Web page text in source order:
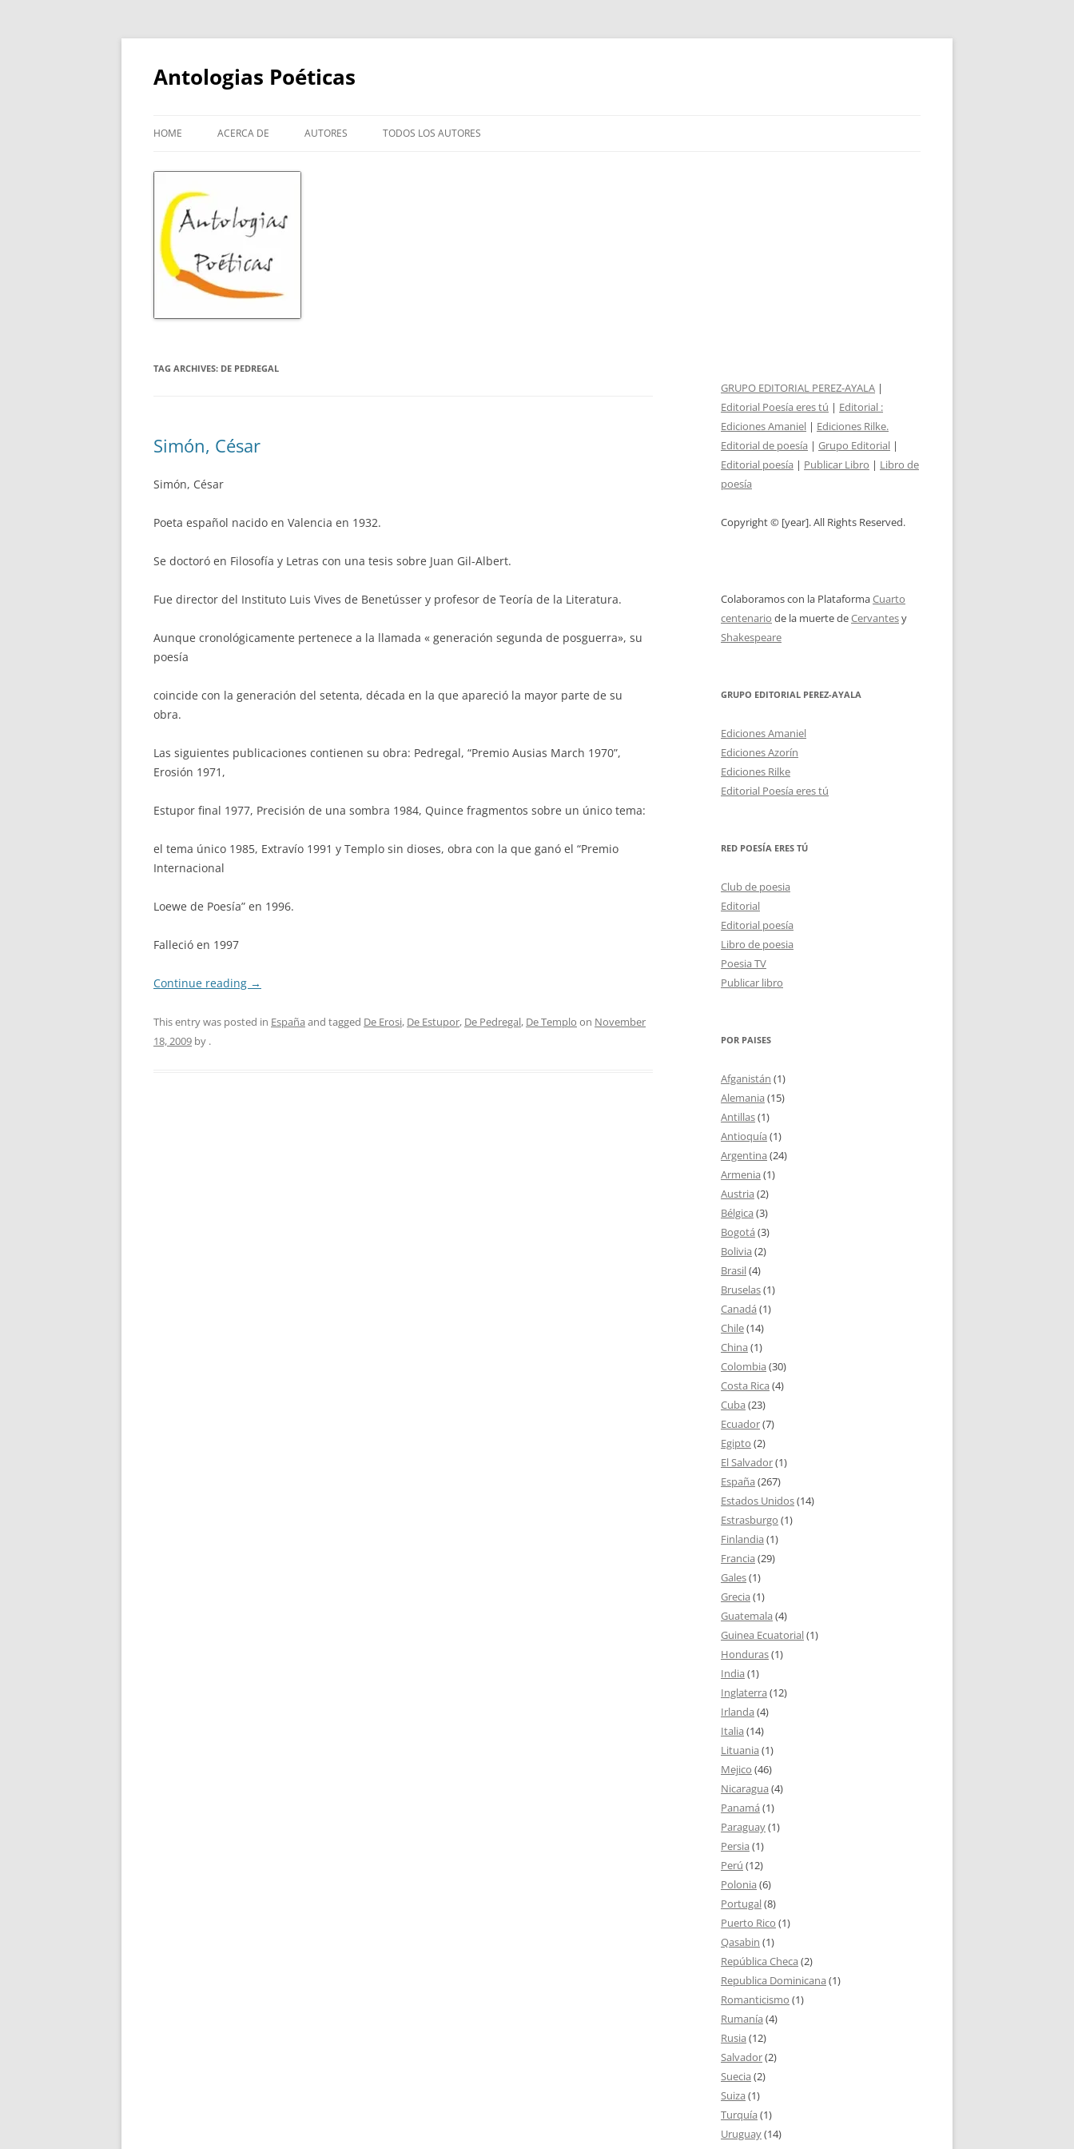
Skip
Antologias Poéticas
HOME ACERCA DE AUTORES TODOS LOS AUTORES
TAG ARCHIVES: DE PEDREGAL
Simón, César
Simón, César
Poeta español nacido en Valencia en 1932.
Se doctoró en Filosofía y Letras con una tesis sobre Juan Gil-Albert.
Fue director del Instituto Luis Vives de Benetússer y profesor de Teoría de la Literatura.
Aunque cronológicamente pertenece a la llamada « generación segunda de posguerra», su
poesía
coincide con la generación del setenta, década en la que apareció la mayor parte de su
obra.
Las siguientes publicaciones contienen su obra: Pedregal, “Premio Ausias March 1970”,
Erosión 1971,
Estupor final 1977, Precisión de una sombra 1984, Quince fragmentos sobre un único tema:
el tema único 1985, Extravío 1991 y Templo sin dioses, obra con la que ganó el “Premio
Internacional
Loewe de Poesía” en 1996.
Falleció en 1997
Continue reading →
This entry was posted in España and tagged De Erosi, De Estupor, De Pedregal, De Templo on November
18, 2009 by .
GRUPO EDITORIAL PEREZ-AYALA |
Editorial Poesía eres tú | Editorial :
Ediciones Amaniel | Ediciones Rilke.
Editorial de poesía | Grupo Editorial |
Editorial poesía | Publicar Libro | Libro de
poesía
Copyright © [year]. All Rights Reserved.
Colaboramos con la PlataformaCuarto
centenario de la muerte deCervantesy
Shakespeare
GRUPO EDITORIAL PEREZ-AYALA
Ediciones Amaniel
Ediciones Azorín
Ediciones Rilke
Editorial Poesía eres tú
RED POESÍA ERES TÚ
Club de poesia
Editorial
Editorial poesía
Libro de poesia
Poesia TV
Publicar libro
POR PAISES
Afganistán (1)
Alemania (15)
Antillas(1)
Antioquía (1)
Argentina (24)
Armenia (1)
Austria (2)
Bélgica (3)
Bogotá (3)
Bolivia (2)
Brasil(4)
Bruselas(1)
Canadá (1)
Chile(14)
China (1)
Colombia (30)
Costa Rica (4)
Cuba (23)
Ecuador(7)
Egipto (2)
El Salvador(1)
España (267)
Estados Unidos(14)
Estrasburgo (1)
Finlandia (1)
Francia (29)
Gales(1)
Grecia (1)
Guatemala (4)
Guinea Ecuatorial(1)
Honduras(1)
India (1)
Inglaterra (12)
Irlanda (4)
Italia (14)
Lituania (1)
Mejico (46)
Nicaragua (4)
Panamá (1)
Paraguay(1)
Persia (1)
Perú (12)
Polonia (6)
Portugal(8)
Puerto Rico (1)
Qasabin (1)
República Checa (2)
Republica Dominicana (1)
Romanticismo (1)
Rumanía (4)
Rusia (12)
Salvador(2)
Suecia (2)
Suiza (1)
Turquía (1)
Uruguay(14)